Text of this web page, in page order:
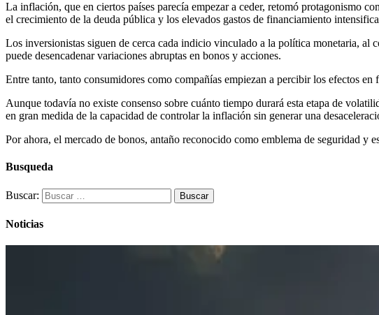
La inflación, que en ciertos países parecía empezar a ceder, retomó protagonismo
el crecimiento de la deuda pública y los elevados gastos de financiamiento
Los inversionistas siguen de cerca cada indicio vinculado a la política monetaria,
puede desencadenar variaciones abruptas en bonos y acciones.
Entre tanto, tanto consumidores como compañías empiezan a percibir los efectos
Aunque todavía no existe consenso sobre cuánto tiempo durará esta etapa de
en gran medida de la capacidad de controlar la inflación sin generar una
Por ahora, el mercado de bonos, antaño reconocido como emblema de seguridad y
Busqueda
Buscar:
Noticias